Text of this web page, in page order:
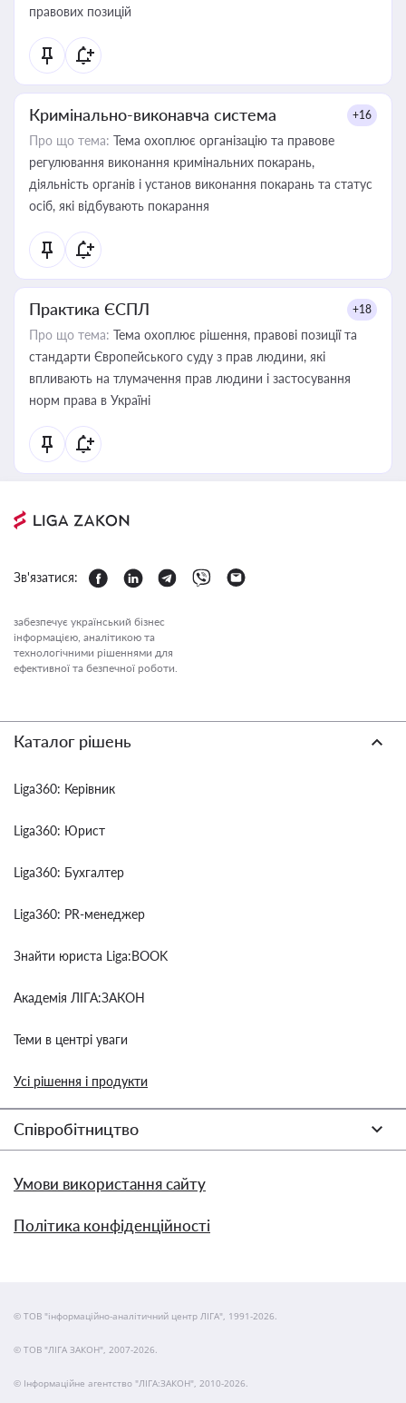
правових позицій
Кримінально-виконавча система +16
Про що тема: Тема охоплює організацію та правове
регулювання виконання кримінальних покарань,
діяльність органів і установ виконання покарань та статус
осіб, які відбувають покарання
Практика ЄСПЛ +18
Про що тема: Тема охоплює рішення, правові позиції та
стандарти Європейського суду з прав людини, які
впливають на тлумачення прав людини і застосування
норм права в Україні
Зв'язатися:
забезпечує український бізнес
інформацією, аналітикою та
технологічними рішеннями для
ефективної та безпечної роботи.
Каталог рішень
Liga360: Керівник
Liga360: Юрист
Liga360: Бухгалтер
Liga360: PR-менеджер
Знайти юриста Liga:BOOK
Академія ЛІГА:ЗАКОН
Теми в центрі уваги
Усі рішення і продукти
Співробітництво
Умови використання сайту
Політика конфіденційності
© ТОВ "інформаційно-аналітичний центр ЛІГА", 1991-2026.
© ТОВ "ЛІГА ЗАКОН", 2007-2026.
© Інформаційне агентство "ЛІГА:ЗАКОН", 2010-2026.